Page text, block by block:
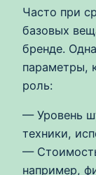
Часто при
базовых
бренде.
параметры,
роль:
— Уровень
техники,
—
например,